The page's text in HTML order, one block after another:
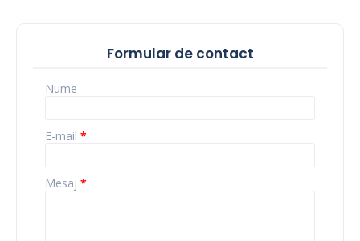
Formular de contact
Nume
E-mail *
Mesaj *